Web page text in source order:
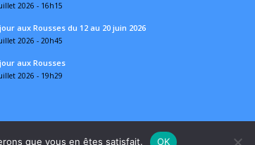
2026 - 16h15
aux Rousses du 12 au 20 juin 2026
2026 - 20h45
aux Rousses
2026 - 19h29
que vous en êtes satisfait. OK